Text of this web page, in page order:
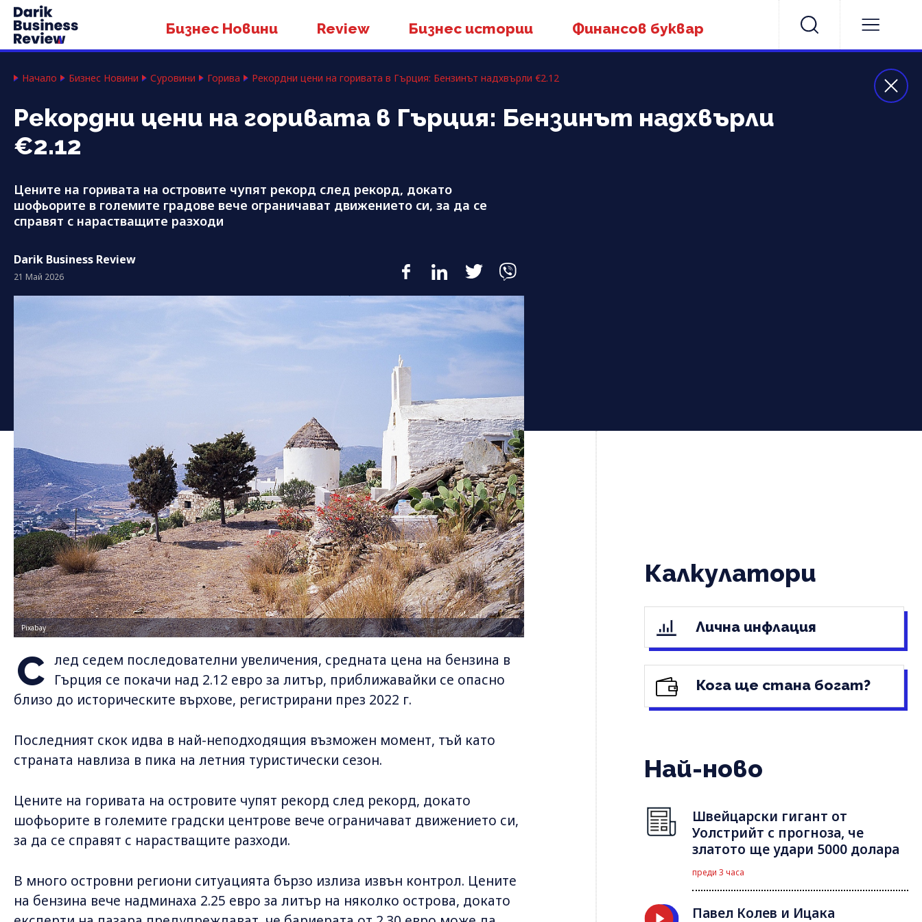
Бизнес Новини Review Бизнес истории Финансов буквар
Начало Бизнес Новини Суровини Горива Рекордни цени на горивата в Гърция: Бензинът надхвърли €2.12
Рекордни цени на горивата в Гърция: Бензинът надхвърли
€2.12
Цените на горивата на островите чупят рекорд след рекорд, докато
шофьорите в големите градове вече ограничават движението си, за да се
справят с нарастващите разходи
Darik Business Review
21 Май 2026
Pixabay
С лед седем последователни увеличения, средната цена на бензина в
Гърция се покачи над 2.12 евро за литър, приближавайки се опасно
близо до историческите върхове, регистрирани през 2022 г.
Последният скок идва в най-неподходящия възможен момент, тъй като
страната навлиза в пика на летния туристически сезон.
Цените на горивата на островите чупят рекорд след рекорд, докато
шофьорите в големите градски центрове вече ограничават движението си,
за да се справят с нарастващите разходи.
В много островни региони ситуацията бързо излиза извън контрол. Цените
на бензина вече надминаха 2.25 евро за литър на няколко острова, докато
Калкулатори
Лична инфлация
Кога ще стана богат?
Най-ново
Швейцарски гигант от
Уолстрийт с прогноза, че
златото ще удари 5000 долара
преди 3 часа
Павел Колев и Ицака